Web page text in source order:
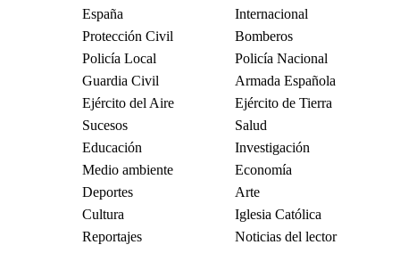
España
Internacional
Protección Civil
Bomberos
Policía Local
Policía Nacional
Guardia Civil
Armada Española
Ejército del Aire
Ejército de Tierra
Sucesos
Salud
Educación
Investigación
Medio ambiente
Economía
Deportes
Arte
Cultura
Iglesia Católica
Reportajes
Noticias del lector